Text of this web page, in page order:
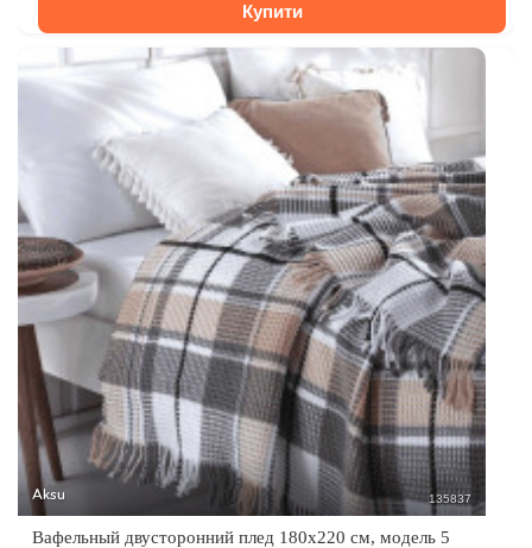
Купити
Aksu 135837
Вафельный двусторонний плед 180х220 см, модель 5